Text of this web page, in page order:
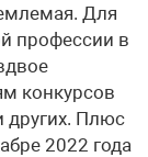
Для
профессии в
конкурсов
других. Плюс
2022 года